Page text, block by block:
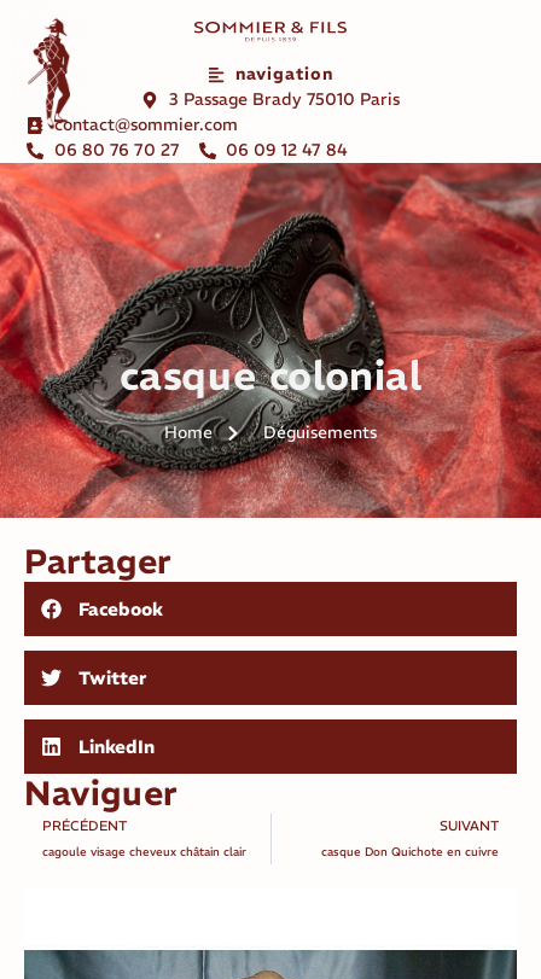
navigation
3 Passage Brady 75010 Paris
contact@sommier.com
06 80 76 70 27
06 09 12 47 84
casque colonial
Home Déguisements
Partager
Facebook
Twitter
LinkedIn
Naviguer
PRÉCÉDENT
cagoule visage cheveux châtain clair
SUIVANT
casque Don Quichote en cuivre